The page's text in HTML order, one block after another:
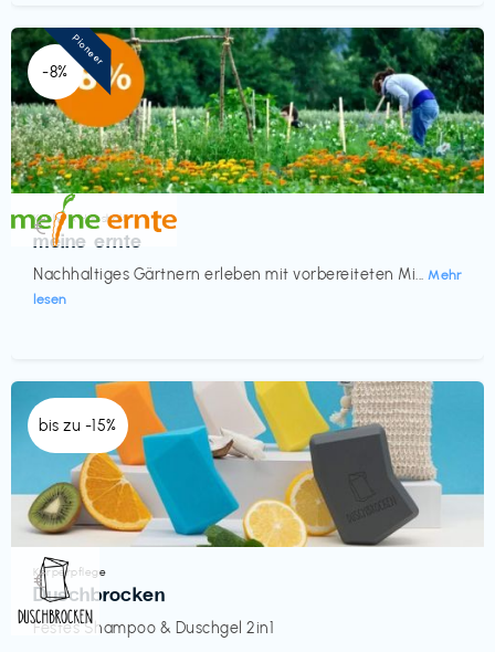
-8%
Küche & Haushalt
meine ernte
Nachhaltiges Gärtnern erleben mit vorbereiteten Mi... Mehr
lesen
€‎
Pioneer
bis zu -15%
Körperpflege
Duschbrocken
Festes Shampoo & Duschgel 2in1
€‎